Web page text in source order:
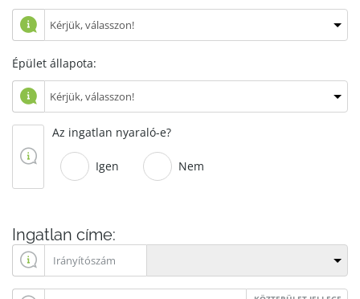
Épület állapota:
Az ingatlan nyaraló-e?
Igen Nem
Ingatlan címe: